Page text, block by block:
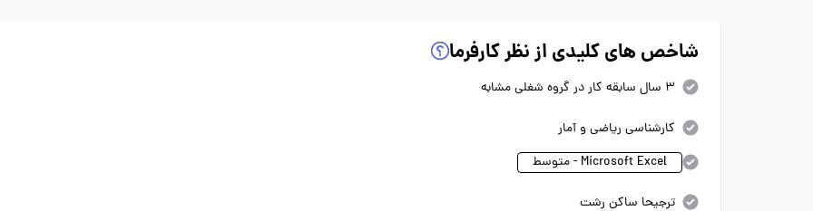
شاخص های کلیدی از نظر کارفرما
3 سال سابقه کار در گروه شغلی مشابه
کارشناسی ریاضی و آمار
Microsoft Excel - متوسط
ترجیحا ساکن رشت